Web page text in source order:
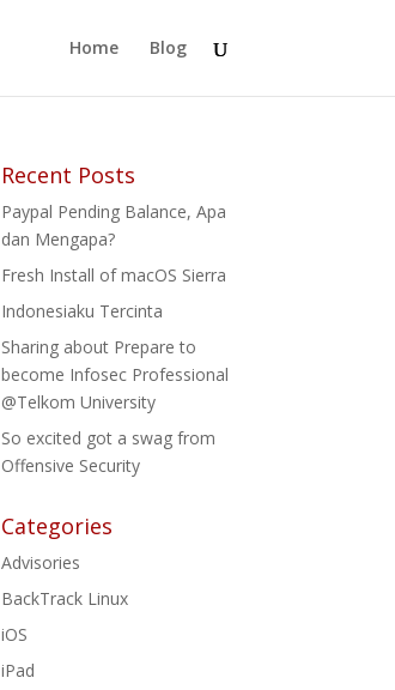
Home Blog
Recent Posts
Paypal Pending Balance, Apa
dan Mengapa?
Fresh Install of macOS Sierra
Indonesiaku Tercinta
Sharing about Prepare to
become Infosec Professional
@Telkom University
So excited got a swag from
Offensive Security
Categories
Advisories
BackTrack Linux
iOS
iPad